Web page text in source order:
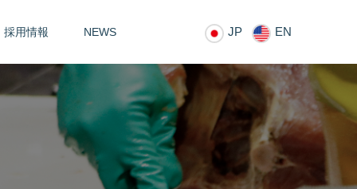
採用情報 NEWS JP EN